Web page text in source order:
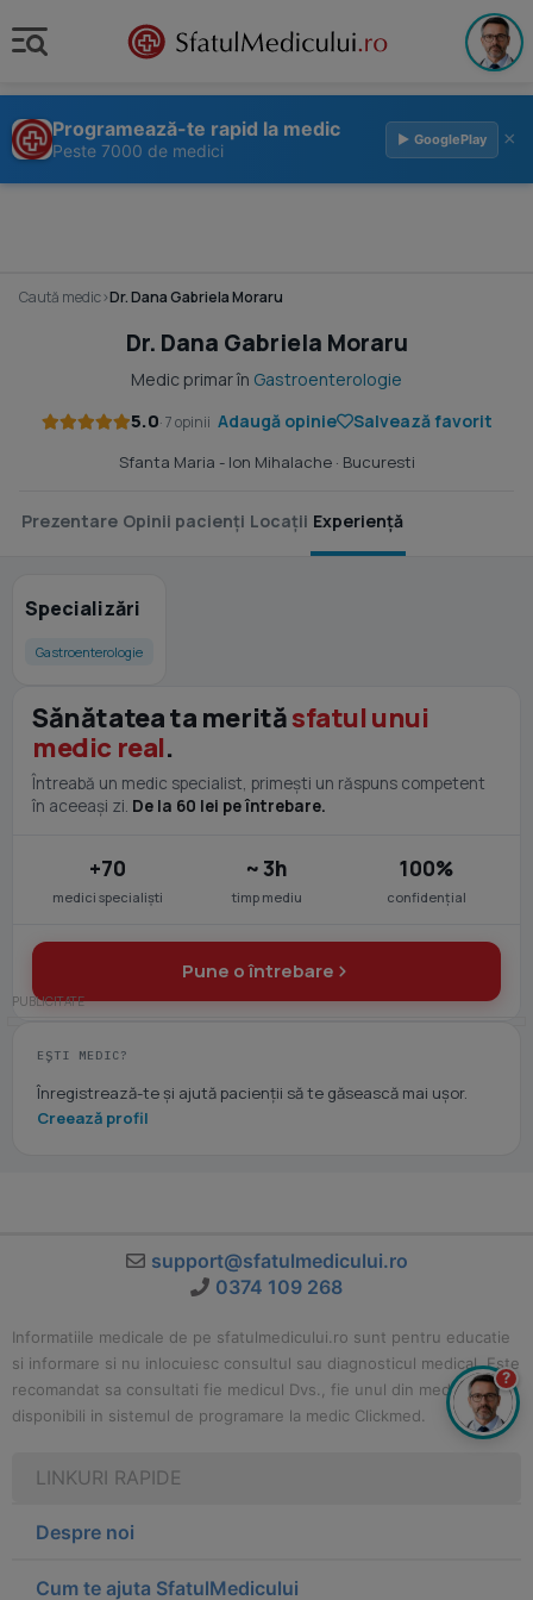
Programează-te rapid la medic
Peste 7000 de medici
▶ GooglePlay ×
Caută medic›Dr. Dana Gabriela Moraru
Dr. Dana Gabriela Moraru
Medic primar în Gastroenterologie
5.0· 7 opinii Adaugă opinie Salvează favorit
Sfanta Maria - Ion Mihalache· Bucuresti
Prezentare Opinii pacienți Locații Experiență
Specializări
Gastroenterologie
Sănătatea ta merităsfatul unui
medic real.
Întreabă un medic specialist, primești un răspuns competent
în aceeași zi. De la 60 lei pe întrebare.
+70
medici specialiști
~ 3h
timp mediu
100%
confidențial
Pune o întrebare
EȘTI MEDIC?
Înregistrează-te și ajută pacienții să te găsească mai ușor.
Creează profil
support@sfatulmedicului.ro
0374 109 268
Informatiile medicale de pe sfatulmedicului.ro sunt pentru educatie
si informare si nu inlocuiesc consultul sau diagnosticul medical. Este
recomandat sa consultati fie medicul Dvs., fie unul din medicii
disponibili in sistemul de programare la medic Clickmed.
LINKURI RAPIDE
Despre noi
Cum te ajuta SfatulMedicului
?